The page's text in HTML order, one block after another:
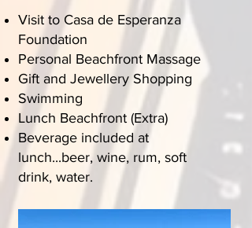
Visit to Casa de Esperanza
Foundation
Personal Beachfront Massage
Gift and Jewellery Shopping
Swimming
Lunch Beachfront (Extra)
Beverage included at
lunch...beer, wine, rum, soft
drink, water.